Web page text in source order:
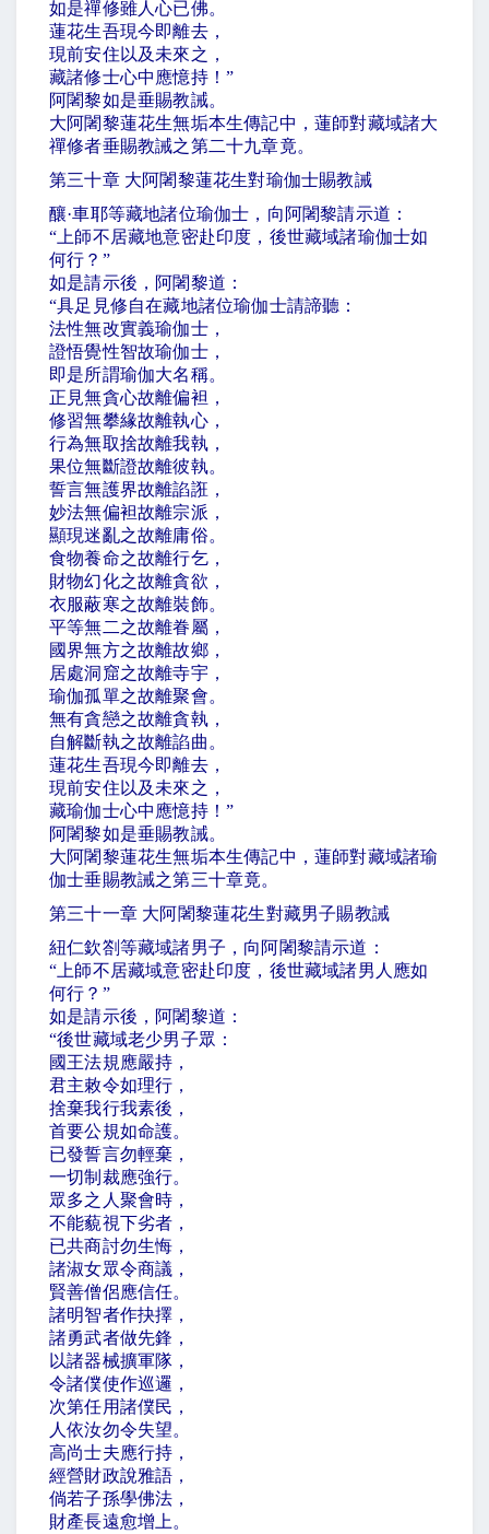
如是禪修雖人心已佛。
蓮花生吾現今即離去，
現前安住以及未來之，
藏諸修士心中應憶持！ ”
阿闍黎如是垂賜教誡。
大阿闍黎蓮花生無垢本生傳記中，蓮師對藏域諸大
禪修者垂賜教誡之第二十九章竟。
第三十章 大阿闍黎蓮花生對瑜伽士賜教誡
釀·車耶等藏地諸位瑜伽士，向阿闍黎請示道：
“ 上師不居藏地意密赴印度，後世藏域諸瑜伽士如
何行？ ”
如是請示後，阿闍黎道：
“具足見修自在藏地諸位瑜伽士請諦聽：
法性無改實義瑜伽士，
證悟覺性智故瑜伽士，
即是所謂瑜伽大名稱。
正見無貪心故離偏袒，
修習無攀緣故離執心，
行為無取捨故離我執，
果位無斷證故離彼執。
誓言無護界故離諂誑，
妙法無偏袒故離宗派，
顯現迷亂之故離庸俗。
食物養命之故離行乞，
財物幻化之故離貪欲，
衣服蔽寒之故離裝飾。
平等無二之故離眷屬，
國界無方之故離故鄉，
居處洞窟之故離寺宇，
瑜伽孤單之故離聚會。
無有貪戀之故離貪執，
自解斷執之故離諂曲。
蓮花生吾現今即離去，
現前安住以及未來之，
藏瑜伽士心中應憶持！ ”
阿闍黎如是垂賜教誡。
大阿闍黎蓮花生無垢本生傳記中，蓮師對藏域諸瑜
伽士垂賜教誡之第三十章竟。
第三十一章 大阿闍黎蓮花生對藏男子賜教誡
紐仁欽劄等藏域諸男子，向阿闍黎請示道：
“ 上師不居藏域意密赴印度，後世藏域諸男人應如
何行？ ”
如是請示後，阿闍黎道：
“後世藏域老少男子眾：
國王法規應嚴持，
君主敕令如理行，
捨棄我行我素後，
首要公規如命護。
已發誓言勿輕棄，
一切制裁應強行。
眾多之人聚會時，
不能藐視下劣者，
已共商討勿生悔，
諸淑女眾令商議，
賢善僧侶應信任。
諸明智者作抉擇，
諸勇武者做先鋒，
以諸器械擴軍隊，
令諸僕使作巡邏，
次第任用諸僕民，
人依汝勿令失望。
高尚士夫應行持，
經營財政說雅語，
倘若子孫學佛法，
財產長遠愈增上。